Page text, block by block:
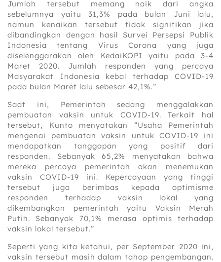
Jumlah tersebut memang naik dari angka
sebelumnya yaitu 31,3% pada bulan Juni lalu,
namun kenaikan tersebut tidak signifikan jika
dibandingkan dengan hasil Survei Persepsi Publik
Indonesia tentang Virus Corona yang juga
diselenggarakan oleh KedaiKOPI yaitu pada 3-4
Maret 2020. Jumlah responden yang percaya
Masyarakat Indonesia kebal terhadap COVID-19
pada bulan Maret lalu sebesar 42,1%.”
Saat ini, Pemerintah sedang menggalakkan
pembuatan vaksin untuk COVID-19. Terkait hal
tersebut, Kunto menyatakan “Usaha Pemerintah
mengenai pembuatan vaksin untuk COVID-19 ini
mendapatkan tanggapan yang positif dari
responden. Sebanyak 65,2% menyatakan bahwa
mereka percaya pemerintah akan menemukan
vaksin COVID-19 ini. Kepercayaan yang tinggi
tersebut juga berimbas kepada optimisme
responden terhadap vaksin lokal yang
dikembangkan pemerintah yaitu Vaksin Merah
Putih. Sebanyak 70,1% merasa optimis terhadap
vaksin lokal tersebut.”
Seperti yang kita ketahui, per September 2020 ini,
vaksin tersebut masih dalam tahap pengembangan.